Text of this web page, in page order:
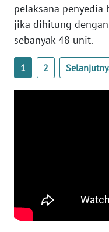
pelaksana
jika dihitung
sebanyak 48 unit.
1 2
KALTARA
WN
KALSEL
WN
KALTIM
WN
SULUT